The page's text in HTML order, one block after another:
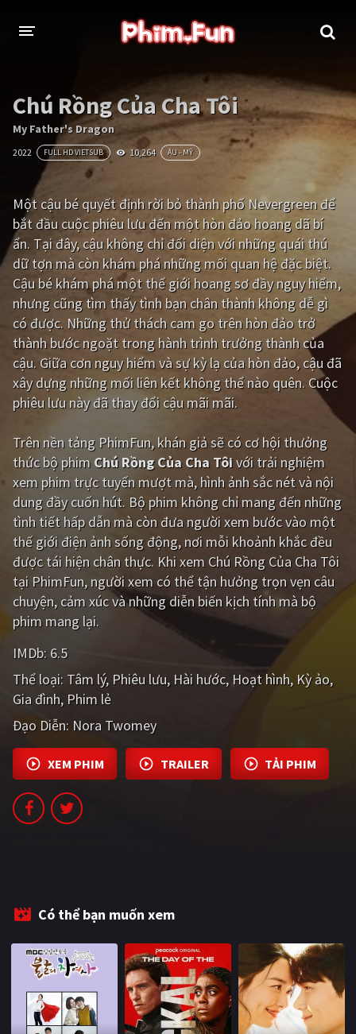
THỂ LOẠI
Thần thoại - Cổ trang Hành động
Tâm lý Chiến tranh
Võ thuật - Kiếm hiệp
Kinh dị Tội phạm - Hình sự
Phiêu lưu Hài hước
Viễn tưởng Khoa học - Tài liệu
Hoạt hình Thể thao
Tình cảm - Lãng mạn Kỳ ảo
Giật gân Gia đình
Viễn Tây Tiểu sử
GameShow DramaTV
QUỐC GIA
Âu - Mỹ Trung Quốc - Hồng Kông
Hàn Quốc Nhật Bản
Ấn Độ Việt Nam
Tổng hợp
CẬP NHẬT
PHIM MỚI
PHIM BỘ
PHIM LẺ
PHIM CHIẾU RẠP
Chú Rồng Của Cha Tôi
My Father's Dragon
2022 FULL HD VIETSUB 10,264 ÂU - MỸ
Một cậu bé quyết định rời bỏ thành phố Nevergreen để
bắt đầu cuộc phiêu lưu đến một hòn đảo hoang dã bí
ẩn. Tại đây, cậu không chỉ đối diện với những quái thú
dữ tợn mà còn khám phá những mối quan hệ đặc biệt.
Cậu bé khám phá một thế giới hoang sơ đầy nguy hiểm,
nhưng cũng tìm thấy tình bạn chân thành không dễ gì
có được. Những thử thách cam go trên hòn đảo trở
thành bước ngoặt trong hành trình trưởng thành của
cậu. Giữa cơn nguy hiểm và sự kỳ lạ của hòn đảo, cậu đã
xây dựng những mối liên kết không thể nào quên. Cuộc
phiêu lưu này đã thay đổi cậu mãi mãi.
Trên nền tảng PhimFun, khán giả sẽ có cơ hội thưởng
thức bộ phim Chú Rồng Của Cha Tôivới trải nghiệm
xem phim trực tuyến mượt mà, hình ảnh sắc nét và nội
dung đầy cuốn hút. Bộ phim không chỉ mang đến những
tình tiết hấp dẫn mà còn đưa người xem bước vào một
thế giới điện ảnh sống động, nơi mỗi khoảnh khắc đều
được tái hiện chân thực. Khi xem Chú Rồng Của Cha Tôi
tại PhimFun, người xem có thể tận hưởng trọn vẹn câu
chuyện, cảm xúc và những diễn biến kịch tính mà bộ
phim mang lại.
IMDb: 6.5
Thể loại: Tâm lý Phiêu lưu Hài hước Hoạt hình Kỳ ảo
Gia đình Phim lẻ
Đạo Diễn: Nora Twomey
XEM PHIM TRAILER TẢI PHIM
Có thể bạn muốn xem